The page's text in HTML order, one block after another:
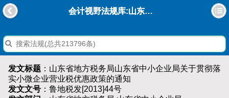
会计视野法规库:山东省地方税务局山东省中小企业局关于贯彻落实小微企业营业税优惠政策的通知
发文标题 ：山东省地方税务局山东省中小企业局关于贯彻落
实小微企业营业税优惠政策的通知
发文文号 ：鲁地税发[2013]44号